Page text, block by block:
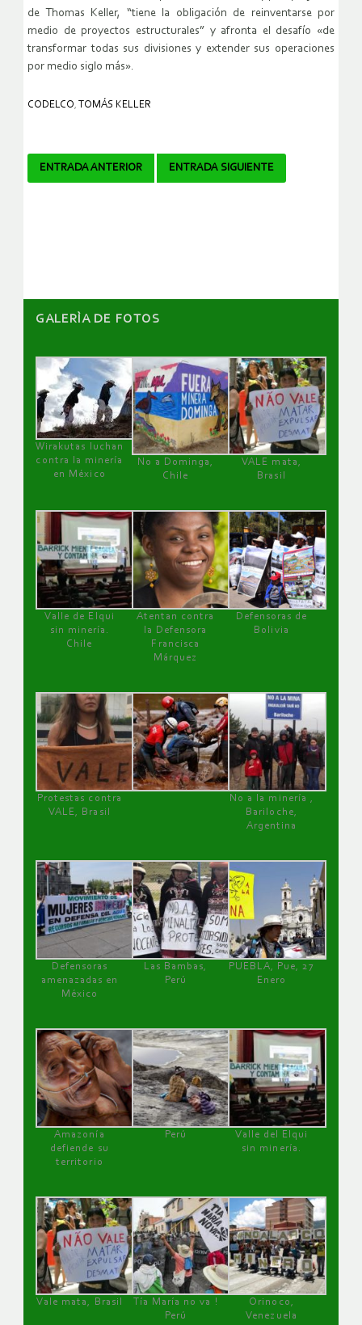
de Thomas Keller, “tiene la obligación de reinventarse por
medio de proyectos estructurales” y afronta el desafío «de
transformar todas sus divisiones y extender sus operaciones
por medio siglo más».
CODELCO, TOMÁS KELLER
Navegador
ENTRADA ANTERIOR ENTRADA SIGUIENTE
GALERÌA DE FOTOS
Wirakutas luchan
contra la minería
en México
No a Dominga,
Chile
VALE mata,
Brasil
Valle de Elqui
sin minería.
Chile
Atentan contra
la Defensora
Francisca
Márquez
Defensoras de
Bolivia
Protestas contra
VALE, Brasil
No a la minería ,
Bariloche,
Argentina
Defensoras
amenazadas en
México
Las Bambas,
Perú
PUEBLA, Pue, 27
Enero
Amazonía
defiende su
territorio
Perú
Valle del Elqui
sin minería.
Vale mata, Brasil
Tía María no va !
Perú
Orinoco,
Venezuela